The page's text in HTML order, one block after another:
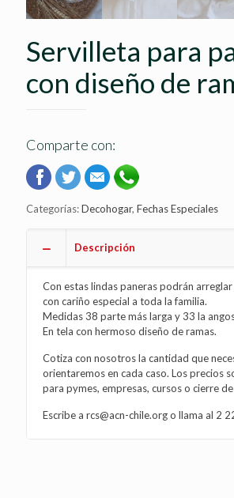
Servilleta para
con diseño de
Comparte con:
Categorías:Decohogar, Fechas Especiales
Descripción
Con estas lindas paneras podrán
con cariño especial a toda la familia.
Medidas 38 parte más larga y 33 la
En tela con hermoso diseño de ramas.
Cotiza con nosotros la cantidad que
orientaremos en cada caso. Los precios
para pymes, empresas, cursos o cierre
Escribe a rcs@acn-chile.org o llama al 2